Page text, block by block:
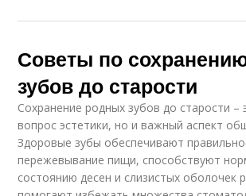
Советы по
зубов до старости
Сохранение родных зубов до старости –
вопрос эстетики, но и важный аспект
Здоровые зубы обеспечивают
пережевывание пищи, способствуют
состоянию десен и слизистых оболочек